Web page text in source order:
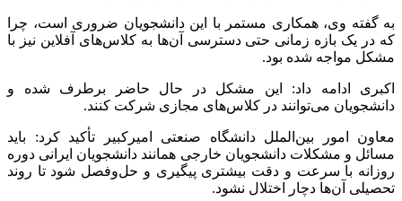
به گفته وی، همکاری مستمر با این دانشجویان ضروری است، چرا
که در یک بازه زمانی حتی دسترسی آن‌ها به کلاس‌های آفلاین نیز با
مشکل مواجه شده بود.
اکبری ادامه داد: این مشکل در حال حاضر برطرف شده و
دانشجویان می‌توانند در کلاس‌های مجازی شرکت کنند.
معاون امور بین‌الملل دانشگاه صنعتی امیرکبیر تأکید کرد: باید
مسائل و مشکلات دانشجویان خارجی همانند دانشجویان ایرانی دوره
روزانه با سرعت و دقت بیشتری پیگیری و حل‌وفصل شود تا روند
تحصیلی آن‌ها دچار اختلال نشود.